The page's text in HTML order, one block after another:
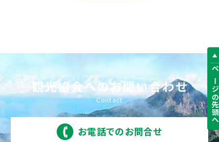
観光協会へのお問い合わせ
お電話でのお問合せ
ページの先頭へ